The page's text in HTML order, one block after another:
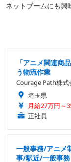
ネットブームにも興
「アニメ関連商
う物流作業
Courage Path株式
埼玉県
月給27万円～
正社員
一般事務/アニメ
事/駅近/一般事務